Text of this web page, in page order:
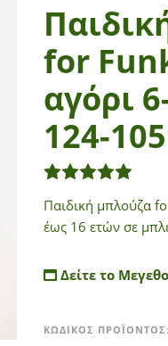
for
αγόρι
124-
1
Παιδική μπλούζα
έως 16 ετών σε
Δείτε το
lΚΩΔΙΚΌΣ ΠΡΟΪΌΝΤΟΣ: